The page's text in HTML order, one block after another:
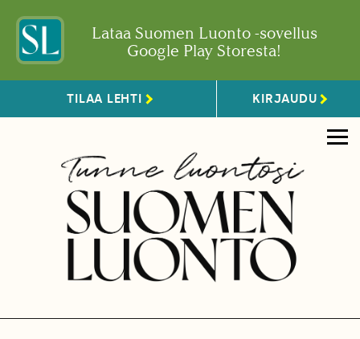
Lataa Suomen Luonto -sovellus
Google Play Storesta!
TILAA LEHTI KIRJAUDU